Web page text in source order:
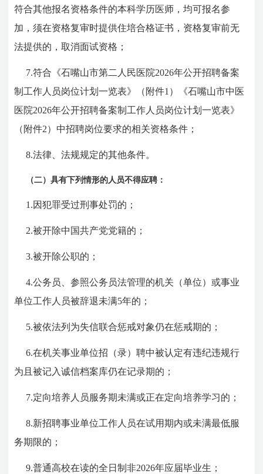
符合其他报名资格条件的本科学历医师，均可报名参
加，须在资格复审时提供住培合格证书，资格复审前无
法提供的，取消面试资格；
7.符合《石嘴山市第二人民医院2026年公开招聘备案
制工作人员岗位计划一览表》（附件1）《石嘴山市中医
医院2026年公开招聘备案制工作人员岗位计划一览表》
（附件2）中招聘岗位要求的相关资格条件；
8.法律、法规规定的其他条件。
（二）具有下列情形的人员不得应聘：
1.因犯罪受过刑事处罚的；
2.被开除中国共产党党籍的；
3.被开除公职的；
4.公务员、参照公务员法管理的机关（单位）或事业
单位工作人员被辞退未满5年的；
5.被依法列为失信联合惩戒对象仍在惩戒期的；
6.在机关事业单位招（录）聘中被认定有违纪违规行
为且被记入诚信档案库仍在记录期的；
7.定向培养人员服务期未满或正在定向培养学习的；
8.新招聘事业单位工作人员在试用期内或未满最低服
务期限的；
9.普通高校在读的全日制非2026年应届毕业生；